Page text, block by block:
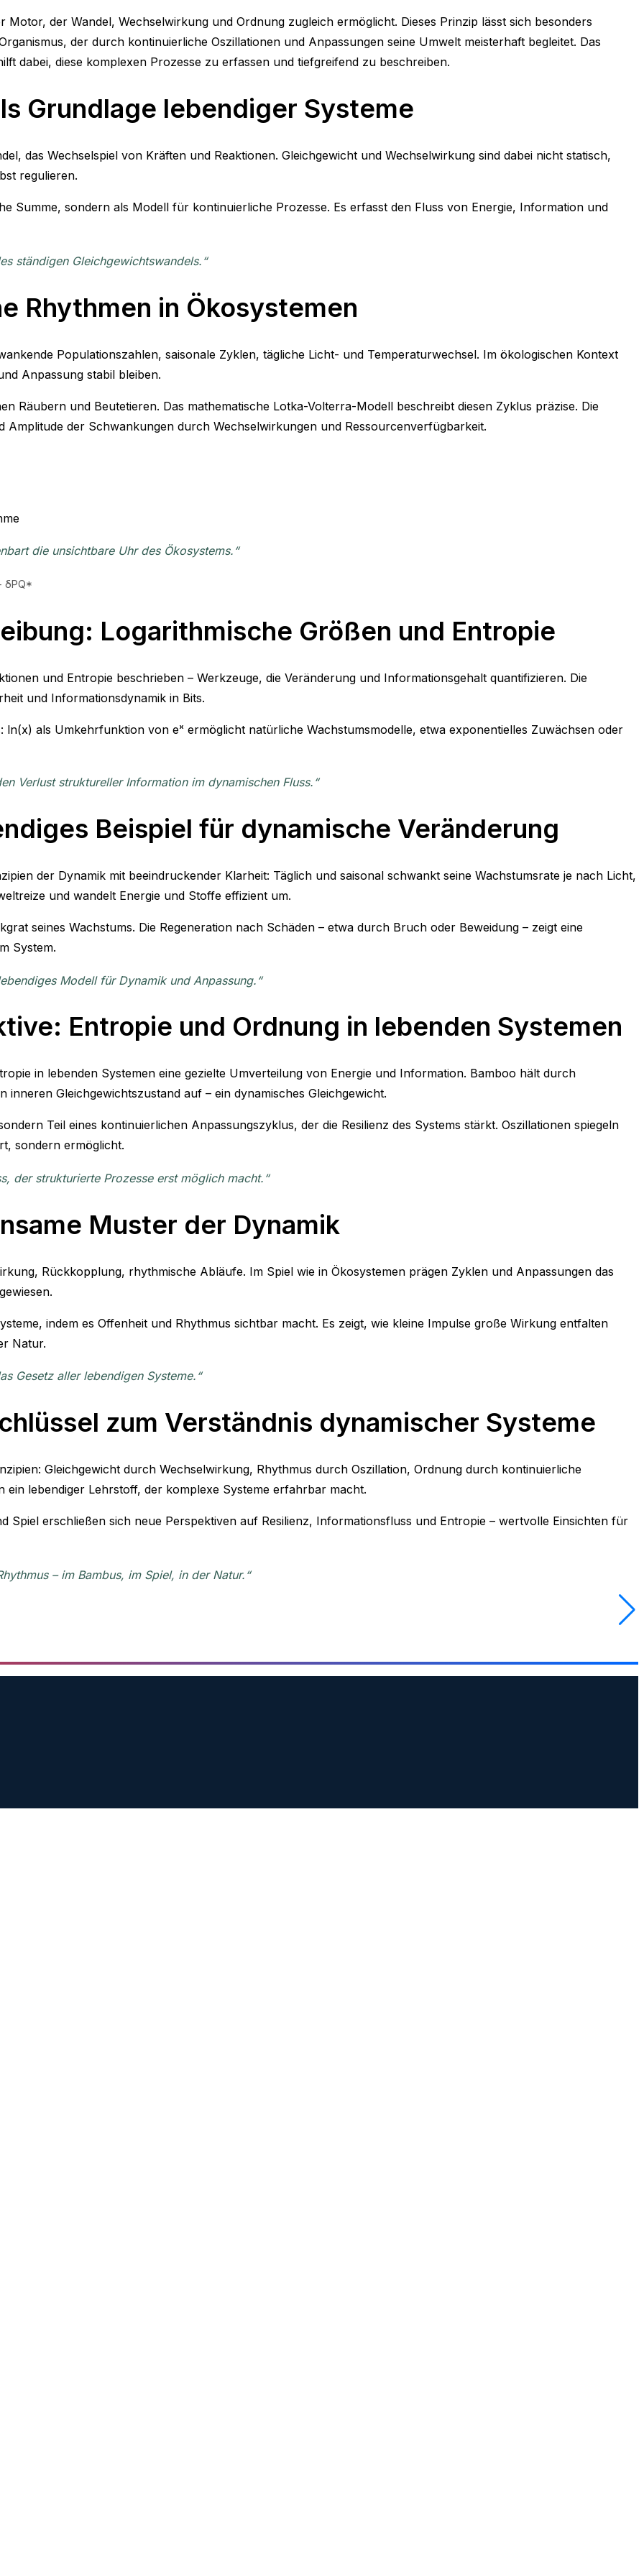
der Wandel, Wechselwirkung und Ordnung zugleich ermöglicht. Dieses Prinzip lässt sich besonders
der durch kontinuierliche Oszillationen und Anpassungen seine Umwelt meisterhaft begleitet. Das
dabei, diese komplexen Prozesse zu erfassen und tiefgreifend zu beschreiben.
Grundlage lebendiger Systeme
das Wechselspiel von Kräften und Reaktionen. Gleichgewicht und Wechselwirkung sind dabei nicht statisch,
regulieren.
Summe, sondern als Modell für kontinuierliche Prozesse. Es erfasst den Fluss von Energie, Information und
ständigen Gleichgewichtswandels.“
Rhythmen in Ökosystemen
Populationszahlen, saisonale Zyklen, tägliche Licht- und Temperaturwechsel. Im ökologischen Kontext
Anpassung stabil bleiben.
Räubern und Beutetieren. Das mathematische Lotka-Volterra-Modell beschreibt diesen Zyklus präzise. Die
Amplitude der Schwankungen durch Wechselwirkungen und Ressourcenverfügbarkeit.
die unsichtbare Uhr des Ökosystems.“
δPQ*
Logarithmische Größen und Entropie
und Entropie beschrieben – Werkzeuge, die Veränderung und Informationsgehalt quantifizieren. Die
und Informationsdynamik in Bits.
ln(x) als Umkehrfunktion von eˣ ermöglicht natürliche Wachstumsmodelle, etwa exponentielles Zuwächsen oder
Verlust struktureller Information im dynamischen Fluss.“
Beispiel für dynamische Veränderung
der Dynamik mit beeindruckender Klarheit: Täglich und saisonal schwankt seine Wachstumsrate je nach Licht,
und wandelt Energie und Stoffe effizient um.
seines Wachstums. Die Regeneration nach Schäden – etwa durch Bruch oder Beweidung – zeigt eine
System.
Modell für Dynamik und Anpassung.“
Entropie und Ordnung in lebenden Systemen
in lebenden Systemen eine gezielte Umverteilung von Energie und Information. Bamboo hält durch
Gleichgewichtszustand auf – ein dynamisches Gleichgewicht.
Teil eines kontinuierlichen Anpassungszyklus, der die Resilienz des Systems stärkt. Oszillationen spiegeln
sondern ermöglicht.
der strukturierte Prozesse erst möglich macht.“
Muster der Dynamik
Rückkopplung, rhythmische Abläufe. Im Spiel wie in Ökosystemen prägen Zyklen und Anpassungen das
indem es Offenheit und Rhythmus sichtbar macht. Es zeigt, wie kleine Impulse große Wirkung entfalten
Natur.
Gesetz aller lebendigen Systeme.“
zum Verständnis dynamischer Systeme
Gleichgewicht durch Wechselwirkung, Rhythmus durch Oszillation, Ordnung durch kontinuierliche
lebendiger Lehrstoff, der komplexe Systeme erfahrbar macht.
Spiel erschließen sich neue Perspektiven auf Resilienz, Informationsfluss und Entropie – wertvolle Einsichten für
– im Bambus, im Spiel, in der Natur.“